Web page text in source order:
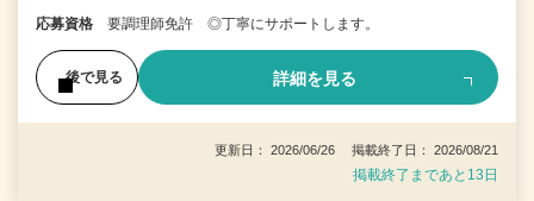
応募資格 要調理師免許 ◎丁寧にサポートします。
後で見る 詳細を見る
更新日： 2026/06/26 掲載終了日： 2026/08/21
掲載終了まであと13日